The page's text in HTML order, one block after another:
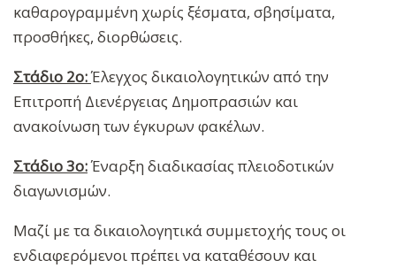
καθαρογραμμένη χωρίς ξέσματα, σβησίματα,
προσθήκες, διορθώσεις.
Στάδιο 2ο:Έλεγχος δικαιολογητικών από την
Επιτροπή Διενέργειας Δημοπρασιών και
ανακοίνωση των έγκυρων φακέλων.
Στάδιο 3ο:Έναρξη διαδικασίας πλειοδοτικών
διαγωνισμών.
Μαζί με τα δικαιολογητικά συμμετοχής τους οι
ενδιαφερόμενοι πρέπει να καταθέσουν και